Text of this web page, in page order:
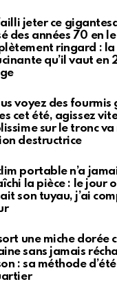
jeter ce
des années 70 en
ringard : la
qu’il vaut en
voyez des fourmis
cet été, agissez
sur le tronc
destructrice
portable n’a
la pièce : le jour
son tuyau, j’ai
une miche dorée
sans jamais
: sa méthode